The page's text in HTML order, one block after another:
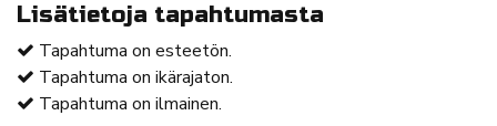
Lisätietoja tapahtumasta
Tapahtuma on esteetön.
Tapahtuma on ikärajaton.
Tapahtuma on ilmainen.